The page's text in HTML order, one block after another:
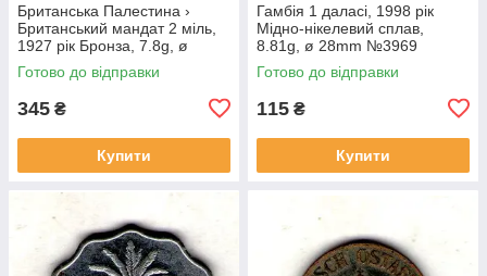
Британська Палестина ›
Британський мандат 2 міль,
1927 рік Бронза, 7.8g, ø
28mm №1852
Готово до відправки
345 ₴
Купити
Гамбія 1 даласі, 1998 рік
Мідно-нікелевий сплав,
8.81g, ø 28mm №3969
Готово до відправки
115 ₴
Купити